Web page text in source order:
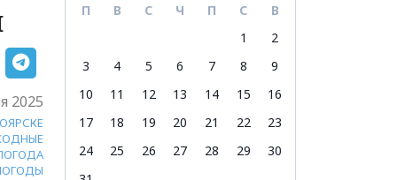
2025
П В С Ч П С
В
1
2
3
4 5 6 7 8
9
10
11 12 13 14 15
16
17
18 19 20 21 22
23
24
25 26 27 28 29
30